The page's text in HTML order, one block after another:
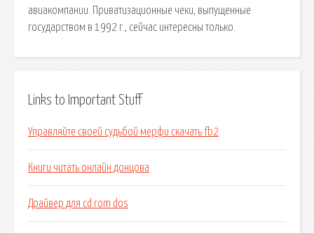
авиакомпании. Приватизационные чеки, выпущенные
государством в 1992 г., сейчас интересны только.
Links to Important Stuff
Управляйте своей судьбой мерфи скачать fb2
Книги читать онлайн донцова
Драйвер для cd rom dos